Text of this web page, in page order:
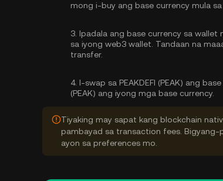
mong i-buy ang base currency mula
3. Ipadala ang base currency sa wallet
sa iyong web3 wallet. Tandaan na
transfer.
4. I-swap sa PEAKDEFI (PEAK) ang
(PEAK) ang iyong mga base currency.
Tiyaking may sapat kang blockchain
pambayad sa transaction fees.
ayon sa preferences mo.